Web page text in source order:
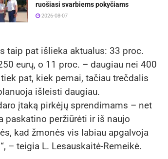
ruošiasi svarbiems pokyčiams
2026-08-07
taip pat išlieka aktualus: 33 proc.
eurų, o 11 proc. – daugiau nei 400
pat, kiek pernai, tačiau trečdalis
išleisti daugiau.
įtaką pirkėjų sprendimams – net
paskatino peržiūrėti ir iš naujo
kad žmonės vis labiau apgalvoja
– teigia L. Lesauskaitė-Remeikė.